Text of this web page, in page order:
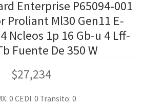
Enterprise P65094-001
Proliant Ml30 Gen11 E-
Ncleos 1p 16 Gb-u 4 Lff-
Fuente De 350 W
$27,234
0 CEDI: 0 Transito: 0